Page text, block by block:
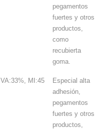
pegamentos
fuertes y otros
productos,
como
recubierta
goma.
VA:33%, MI:45
Especial alta
adhesión,
pegamentos
fuertes y otros
productos,